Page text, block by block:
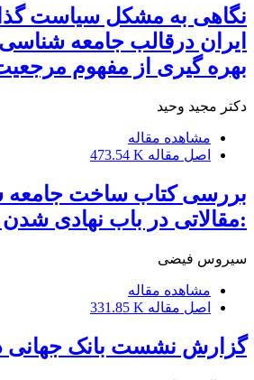
نگاهی به مشکل سیاست
ایران درقالب جامعه
بهره گیری از مفهوم
دکتر مجید وحید
مشاهده مقاله
اصل مقاله 473.54 K
بررسی کتاب ساخت جامعه
:مقالاتی در باب نهادی شدن
سیروس فیضی
مشاهده مقاله
اصل مقاله 331.85 K
گزارش نشست بانک جهانی